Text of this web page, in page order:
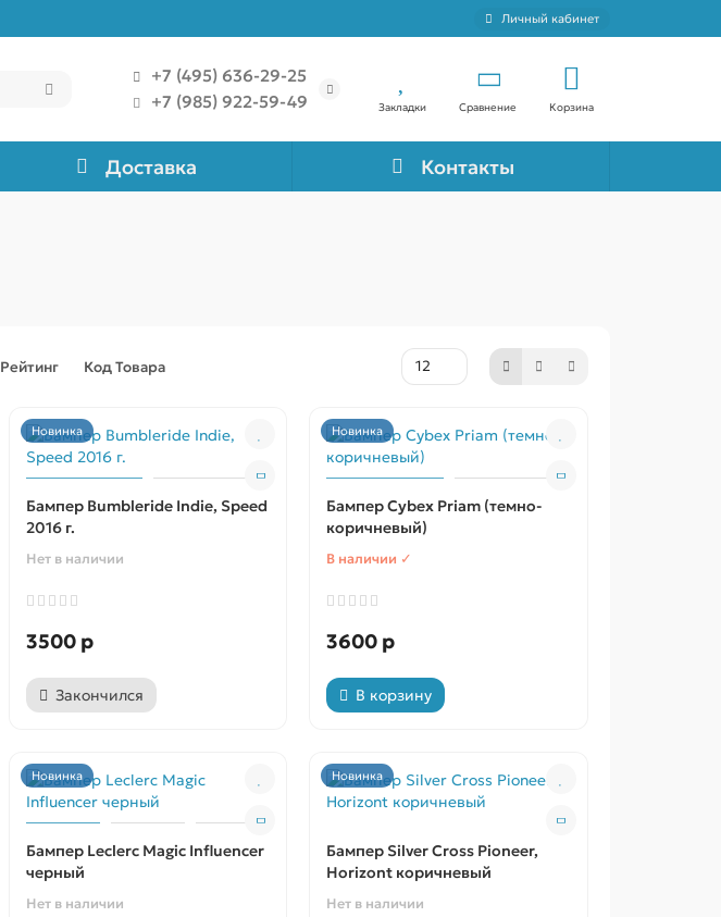
Личный кабинет
+7 (495) 636-29-25
+7 (985) 922-59-49
Закладки Сравнение Корзина
Доставка Контакты
Рейтинг Код Товара
Новинка
Бампер Bumbleride Indie, Speed
2016 г.
Нет в наличии
3500 р
Закончился
Новинка
Бампер Cybex Priam (темно-
коричневый)
В наличии ✓
3600 р
В корзину
Новинка
Бампер Leclerc Magic Influencer
черный
Нет в наличии
Новинка
Бампер Silver Cross Pioneer,
Horizont коричневый
Нет в наличии